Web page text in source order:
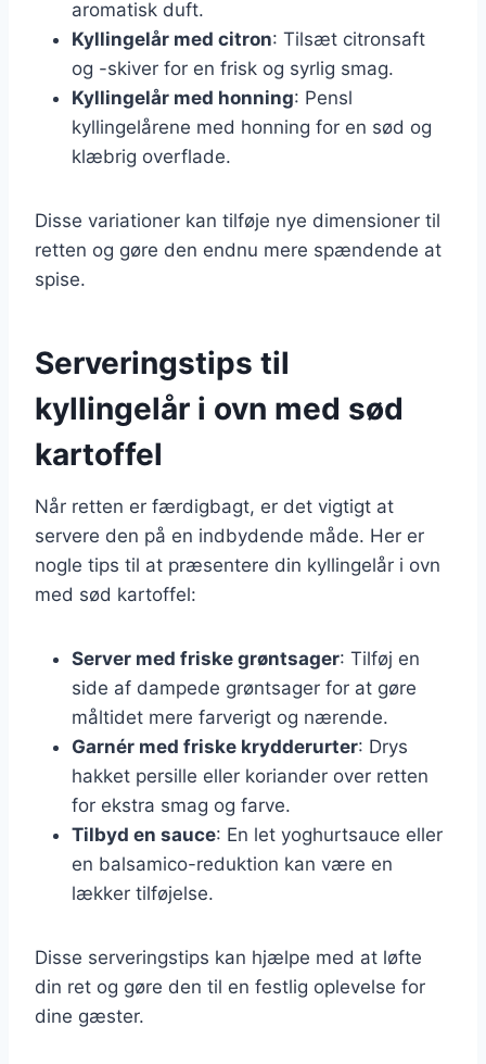
aromatisk duft.
Kyllingelår med citron: Tilsæt citronsaft
og -skiver for en frisk og syrlig smag.
Kyllingelår med honning: Pensl
kyllingelårene med honning for en sød og
klæbrig overflade.
Disse variationer kan tilføje nye dimensioner til
retten og gøre den endnu mere spændende at
spise.
Serveringstips til
kyllingelår i ovn med sød
kartoffel
Når retten er færdigbagt, er det vigtigt at
servere den på en indbydende måde. Her er
nogle tips til at præsentere din kyllingelår i ovn
med sød kartoffel:
Server med friske grøntsager: Tilføj en
side af dampede grøntsager for at gøre
måltidet mere farverigt og nærende.
Garnér med friske krydderurter: Drys
hakket persille eller koriander over retten
for ekstra smag og farve.
Tilbyd en sauce: En let yoghurtsauce eller
en balsamico-reduktion kan være en
lækker tilføjelse.
Disse serveringstips kan hjælpe med at løfte
din ret og gøre den til en festlig oplevelse for
dine gæster.